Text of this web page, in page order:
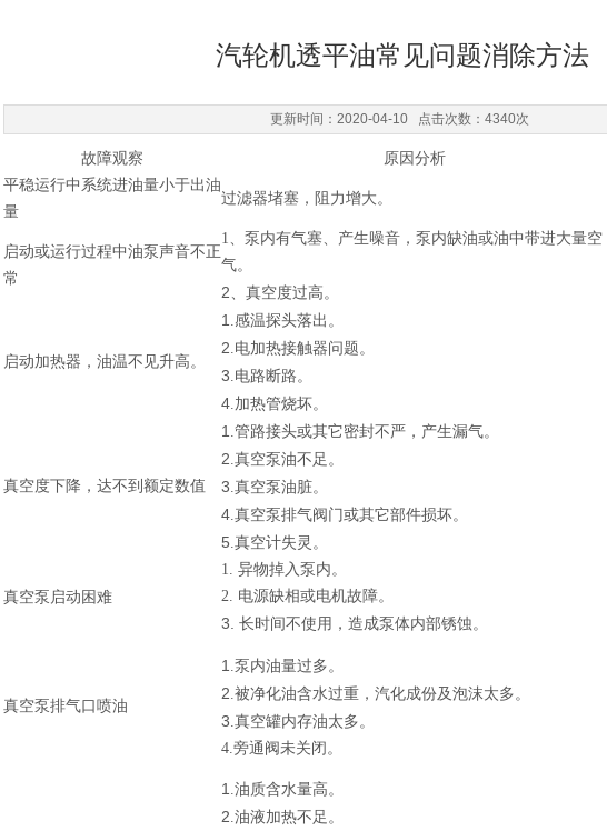
汽轮机透平油常见问题消除方法
更新时间：2020-04-10 点击次数：4340次
故障观察 原因分析
平稳运行中系统进油量小于出油
量
过滤器堵塞，阻力增大。
启动或运行过程中油泵声音不正
常
1、泵内有气塞、产生噪音，泵内缺油或油中带进大量空
气。
2、 真空度过高。
启动加热器，油温不见升高。
1 .感温探头落出。
2.电加热接触器问题。
3.电路断路。
4.加热管烧坏。
真空度下降，达不到额定数值
1 .管路接头或其它密封不严，产生漏气。
2.真空泵油不足。
3.真空泵油脏。
4.真空泵排气阀门或其它部件损坏。
5.真空计失灵。
真空泵启动困难
1. 异物掉入泵内。
2. 电源缺相或电机故障。
3. 长时间不使用，造成泵体内部锈蚀。
真空泵排气口喷油
1 .泵内油量过多。
2.被净化油含水过重，汽化成份及泡沫太多。
3.真空罐内存油太多。
4.旁通阀未关闭。
1 .油质含水量高。
2.油液加热不足。